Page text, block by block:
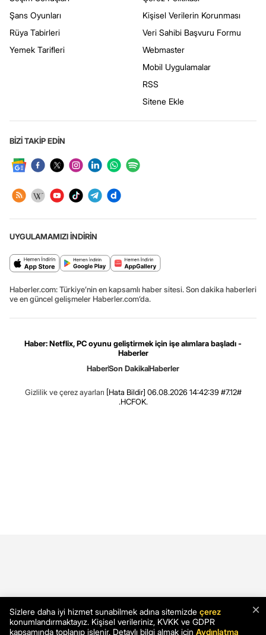
Şans Oyunları
Rüya Tabirleri
Yemek Tarifleri
Kişisel Verilerin Korunması
Veri Sahibi Başvuru Formu
Webmaster
Mobil Uygulamalar
RSS
Sitene Ekle
BİZİ TAKİP EDİN
UYGULAMAMIZI İNDİRİN
Haberler.com: Türkiye’nin en kapsamlı haber sitesi. Son dakika haberleri
ve en güncel gelişmeler Haberler.com’da.
Haber: Netflix, PC oyunu geliştirmek için işe alımlara başladı -
Haberler
HaberSon DakikaHaberler
Gizlilik ve çerez ayarları [Hata Bildir] 06.08.2026 14:42:39 #7.12#
.HCFOK.
×
Sizlere daha iyi hizmet sunabilmek adına sitemizde çerez
konumlandırmaktayız. Kişisel verileriniz, KVKK ve GDPR
kapsamında toplanıp işlenir. Detaylı bilgi almak için Aydınlatma